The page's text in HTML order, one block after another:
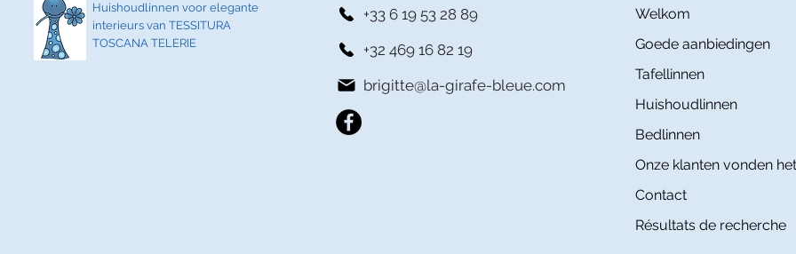
Huishoudlinnen voor elegante
interieurs van TESSITURA
TOSCANA TELERIE
+33 6 19 53 28 89
+32 469 16 82 19
brigitte@la-girafe-bleue.com
Welkom
Goede aanbiedingen
Tafellinnen
Huishoudlinnen
Bedlinnen
Onze klanten vonden
Contact
Résultats de recherche